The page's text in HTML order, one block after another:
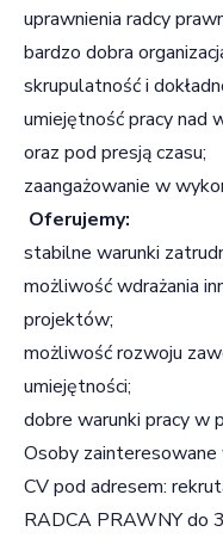
uprawnienia radcy
bardzo dobra
skrupulatność i
umiejętność pracy nad
oraz pod presją czasu;
zaangażowanie w
Oferujemy:
stabilne warunki
możliwość wdrażania
projektów;
możliwość rozwoju
umiejętności;
dobre warunki pracy w
Osoby zainteresowane
CV pod adresem:
RADCA PRAWNY do